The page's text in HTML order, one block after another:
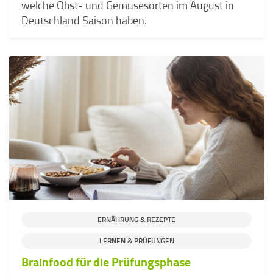
welche Obst- und Gemüsesorten im August in
Deutschland Saison haben.
ERNÄHRUNG & REZEPTE
LERNEN & PRÜFUNGEN
Brainfood für die Prüfungsphase